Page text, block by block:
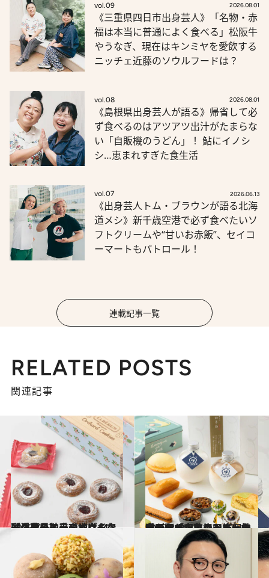
vol.09 2026.08.01
《三重県四日市出身芸人》「名物・赤
福は本当に普通によく食べる」松阪牛
やうなぎ、現在はキンミヤを愛飲する
ニッチェ近藤のソウルフードは？
vol.08 2026.08.01
《島根県出身芸人が語る》帰省して必
ず食べるのはアツアツ出汁がたまらな
い「自販機のうどん」！ 鮎にイノシ
シ…恵まれすぎた食生活
vol.07 2026.06.13
《出身芸人トム・ブラウンが語る北海
道メシ》新千歳空港で必ず食べたいソ
フトクリームや“甘いお赤飯”、セイコ
ーマートもパトロール！
連載記事一覧
RELATED POSTS
関連記事
2025.7.27
【兵庫県】手みやげ14選 クッキーやバウムクーヘン、アップルパイなど洋菓子舶来の地ならではの逸品
贈りもの 2025.8.11
大阪駅「大丸梅田店」で手に入れたいキュートな猫デザインのクッキー缶や思わずくすりと笑ってしまうチョコレート、上品なネオ和菓子など個性豊かな10品
贈りもの